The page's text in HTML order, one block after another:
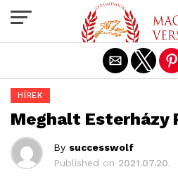
HÍREK
Meghalt Esterházy
By successwolf
Published on 2021.07.20.
Exit mobile